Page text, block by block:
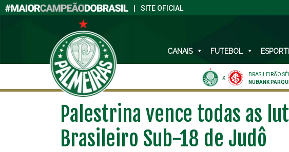
SITE OFICIAL
CANAIS FUTEBOL
X
BRASILEIRÃO
NUBANK
Palestrina vence todas as
Brasileiro Sub-18 de Judô